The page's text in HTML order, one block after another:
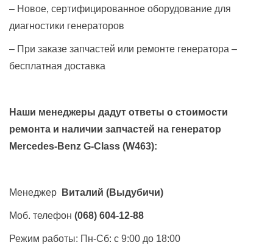
– Новое, сертифицированное оборудование для
диагностики генераторов
– При заказе запчастей или ремонте генератора –
бесплатная доставка
Наши менеджеры дадут ответы о стоимости
ремонта и наличии запчастей на генератор
Mercedes-Benz G-Class (W463):
Менеджер Виталий (Выдубичи)
Моб. телефон (068) 604-12-88
Режим работы: Пн-Сб: с 9:00 до 18:00